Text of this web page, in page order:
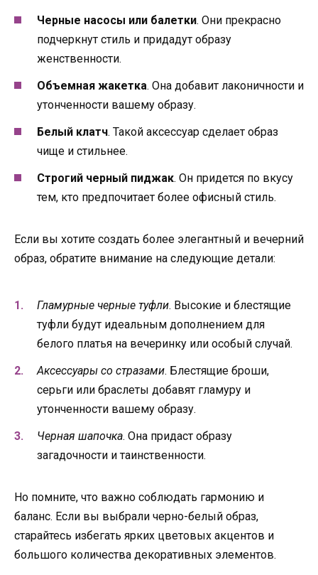
Черные насосы или балетки. Они прекрасно
подчеркнут стиль и придадут образу
женственности.
Объемная жакетка. Она добавит лаконичности и
утонченности вашему образу.
Белый клатч. Такой аксессуар сделает образ
чище и стильнее.
Строгий черный пиджак. Он придется по вкусу
тем, кто предпочитает более офисный стиль.
Если вы хотите создать более элегантный и вечерний
образ, обратите внимание на следующие детали:
Гламурные черные туфли. Высокие и блестящие
туфли будут идеальным дополнением для
белого платья на вечеринку или особый случай.
Аксессуары со стразами. Блестящие броши,
серьги или браслеты добавят гламуру и
утонченности вашему образу.
Черная шапочка. Она придаст образу
загадочности и таинственности.
Но помните, что важно соблюдать гармонию и
баланс. Если вы выбрали черно-белый образ,
старайтесь избегать ярких цветовых акцентов и
большого количества декоративных элементов.